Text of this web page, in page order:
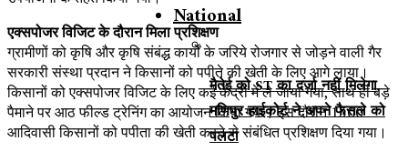
National
मैतेई को ST का दर्जा नहीं मिलेगा,
मणिपुर हाईकोर्ट ने अपने फैसले को
पलटा
एक्सपोजर विजिट के दौरान मिला प्रशिक्षण
ग्रामीणों को कृषि और कृषि संबंद्ध कार्यों के जरिये रोजगार से जोड़ने वाली गैर
सरकारी संस्था प्रदान ने किसानों को पपीते की खेती के लिए आगे लाया।
किसानों को एक्सपोजर विजिट के लिए कई केंद्रों में ले जाया गया, साथ ही बड़े
पैमाने पर आठ फील्ड ट्रेनिंग का आयोजन किया गया। इस दौरान 1300
आदिवासी किसानों को पपीता की खेती करने से संबंधित प्रशिक्षण दिया गया।